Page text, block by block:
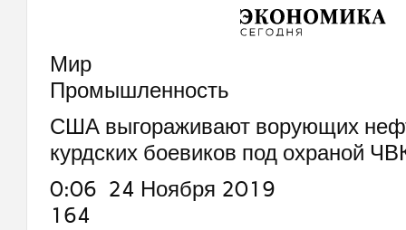
Мир
Промышленность
США выгораживают ворующих
курдских боевиков под охраной
0:06 24 Ноября 2019
164